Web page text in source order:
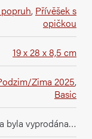
, Přívěšek s
opičkou
19 x 28 x 8,5 cm
Zima 2025,
Basic
byla vyprodána…